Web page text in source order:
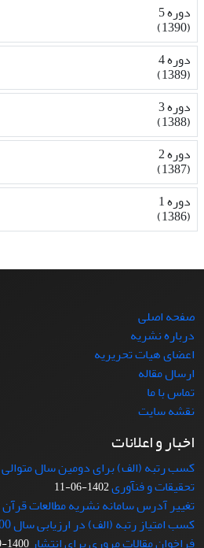
دوره 5
(1390)
دوره 4
(1389)
دوره 3
(1388)
دوره 2
(1387)
دوره 1
(1386)
صفحه اصلی
درباره نشریه
اعضای هیات تحریریه
ارسال مقاله
تماس با ما
نقشه سایت
اخبار و اعلانات
کسب رتبه (الف) برای دومین سال متوالی
تحقیقات و فنآوری1402-06-11
تغییر آدرس سامانه نشریه مطالعات
کسب امتیاز رتبه (الف) در ارزیابی سال 1400 وزارت علوم